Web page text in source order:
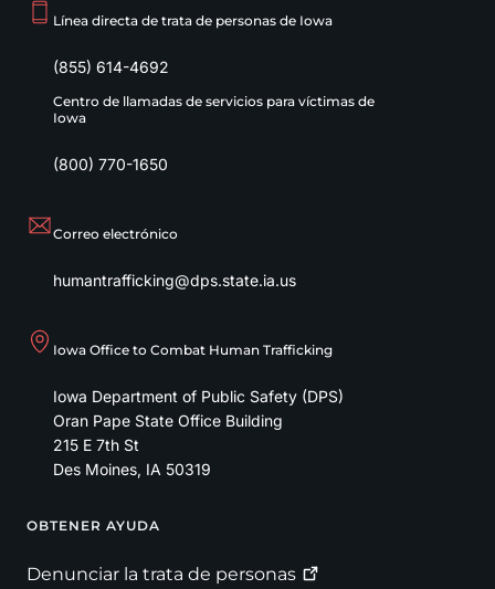
Línea directa de trata de personas de Iowa
(855) 614-4692
Centro de llamadas de servicios para víctimas de
Iowa
(800) 770-1650
Correo electrónico
humantrafficking@dps.state.ia.us
Iowa Office to Combat Human Trafficking
Iowa Department of Public Safety (DPS)
Oran Pape State Office Building
215 E 7th St
Des Moines, IA 50319
Footer
OBTENER AYUDA
Denunciar la trata de personas